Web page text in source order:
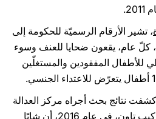
، تشير الأرقام الرسميّة للحكومة إلى
ألف طفل، كلّ عام، يقعون ضحايا للعنف وسوء
للأطفال المفقودين والمستغلّين
نتائج بحث أجراه مركز العدالة
ومنع الجرائم التابع لجامعة كيب تاون، في عام 2016، أن شابًا